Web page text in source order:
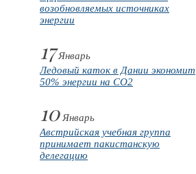
возобновляемых источниках
энергии
17Январь
Ледовый каток в Дании экономит
50% энергии на CO2
10Январь
Австрийская учебная группа
принимает пакистанскую
делегацию